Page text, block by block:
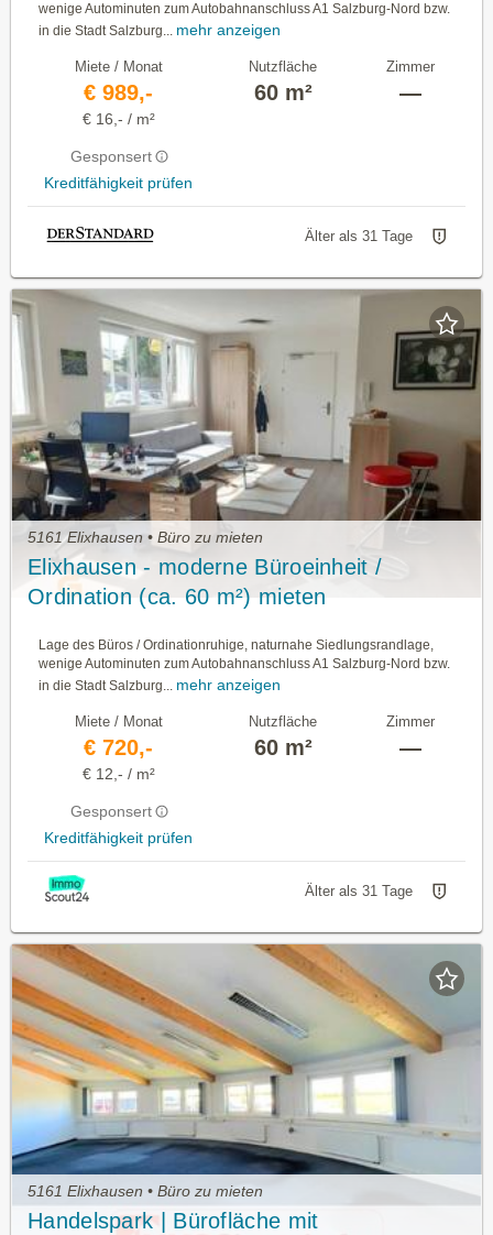
wenige Autominuten zum Autobahnanschluss A1 Salzburg-Nord bzw.
in die Stadt Salzburg... mehr anzeigen
Miete / Monat
€ 989,-
€ 16,- / m²
Gesponsert
Kreditfähigkeit prüfen
Nutzfläche
60 m²
Zimmer
—
Älter als 31 Tage
5161 Elixhausen • Büro zu mieten
Elixhausen - moderne Büroeinheit /
Ordination (ca. 60 m²) mieten
Lage des Büros / Ordinationruhige, naturnahe Siedlungsrandlage,
wenige Autominuten zum Autobahnanschluss A1 Salzburg-Nord bzw.
in die Stadt Salzburg...
mehr anzeigen
Miete / Monat
€ 720,-
€ 12,- / m²
Gesponsert
Kreditfähigkeit prüfen
Nutzfläche
60 m²
Zimmer
—
Älter als 31 Tage
5161 Elixhausen • Büro zu mieten
Handelspark | Bürofläche mit